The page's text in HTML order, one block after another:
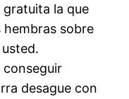
la que
sobre
conseguir
desague con